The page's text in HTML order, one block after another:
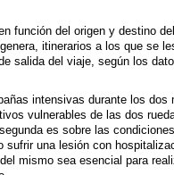
función del origen y destino
itinerarios a los que se
salida del viaje, según los
intensivas durante los
vulnerables de las dos
es sobre las
una lesión con
mismo sea esencial para